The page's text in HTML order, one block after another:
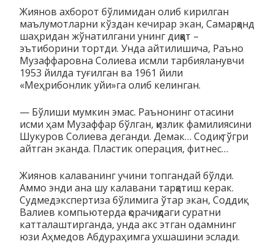
Жиянов ахборот бўлимидан олиб кирилган
маълумотларни кўздан кечирар экан, Самарқанд
шаҳридан жўнатилгани унинг диққат –
эътиборини тортди. Унда айтилишича, Раъно
Музаффаровна Солиева исмли тарбияланувчи
1953 йилда туғилган ва 1961 йили
«Меҳрибонлик уйи»га олиб келинган.
— Бўлиши мумкин эмас. Раънонинг отасини
исми ҳам Музаффар бўлган, қизлик фамилиясини
Шукуров Солиева деганди. Демак… Содиқ тўгри
айтган эканда. Пластик операция, фитнес…
Жиянов калаванинг учини топгандай бўлди.
Аммо энди ана шу калавани тарқатиш керак.
Судмедэкспертиза бўлимига ўтар экан, Соддиқ
Валиев компьютерда қорачиқдаги суратни
катталаштирганда, унда акс этган одамнинг
юзи Аҳмедов Абдураҳимга ухшашини эслади.